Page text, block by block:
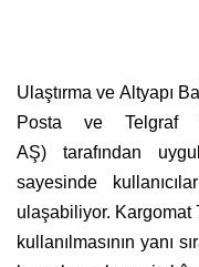
Ulaştırma ve Altyapı
Posta ve Telgraf
AŞ) tarafından
sayesinde
ulaşabiliyor. Kargomat
kullanılmasının yanı